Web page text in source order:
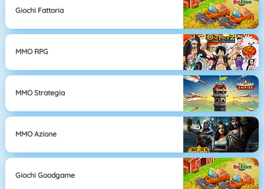
Giochi Fattoria
MMO RPG
MMO Strategia
MMO Azione
Giochi Goodgame